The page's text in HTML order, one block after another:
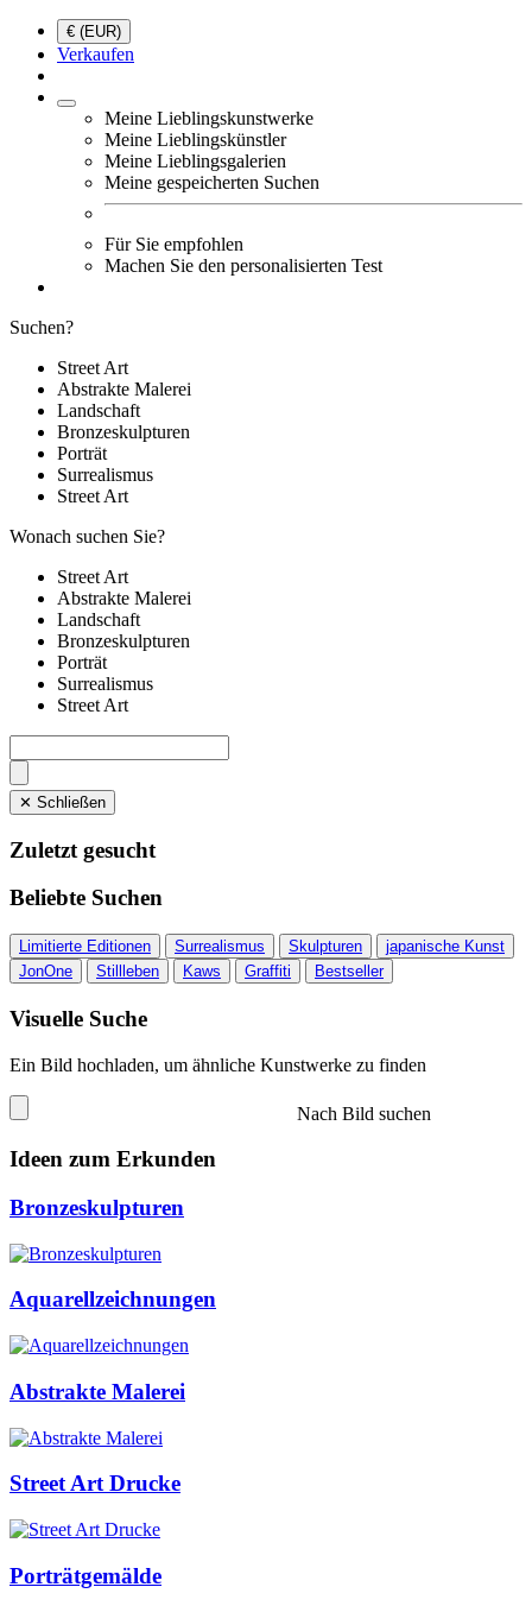
€ (EUR)
Verkaufen
Meine Lieblingskunstwerke
Meine Lieblingskünstler
Meine Lieblingsgalerien
Meine gespeicherten Suchen
Für Sie empfohlen
Machen Sie den personalisierten Test
Suchen?
Street Art
Abstrakte Malerei
Landschaft
Bronzeskulpturen
Porträt
Surrealismus
Street Art
Wonach suchen Sie?
Street Art
Abstrakte Malerei
Landschaft
Bronzeskulpturen
Porträt
Surrealismus
Street Art
✕ Schließen
Zuletzt gesucht
Beliebte Suchen
Limitierte Editionen Surrealismus Skulpturen
japanische Kunst
JonOne
Stillleben Kaws Graffiti Bestseller
Visuelle Suche
Ein Bild hochladen, um ähnliche Kunstwerke zu finden
Nach Bild suchen
Ideen zum Erkunden
Bronzeskulpturen
Aquarellzeichnungen
Abstrakte Malerei
Street Art Drucke
Porträtgemälde